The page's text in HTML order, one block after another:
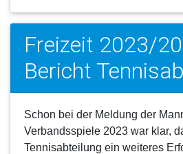
Freizeit 2023/
Bericht
Schon bei der Meldung der
Verbandsspiele 2023 war klar,
Tennisabteilung ein weiteres